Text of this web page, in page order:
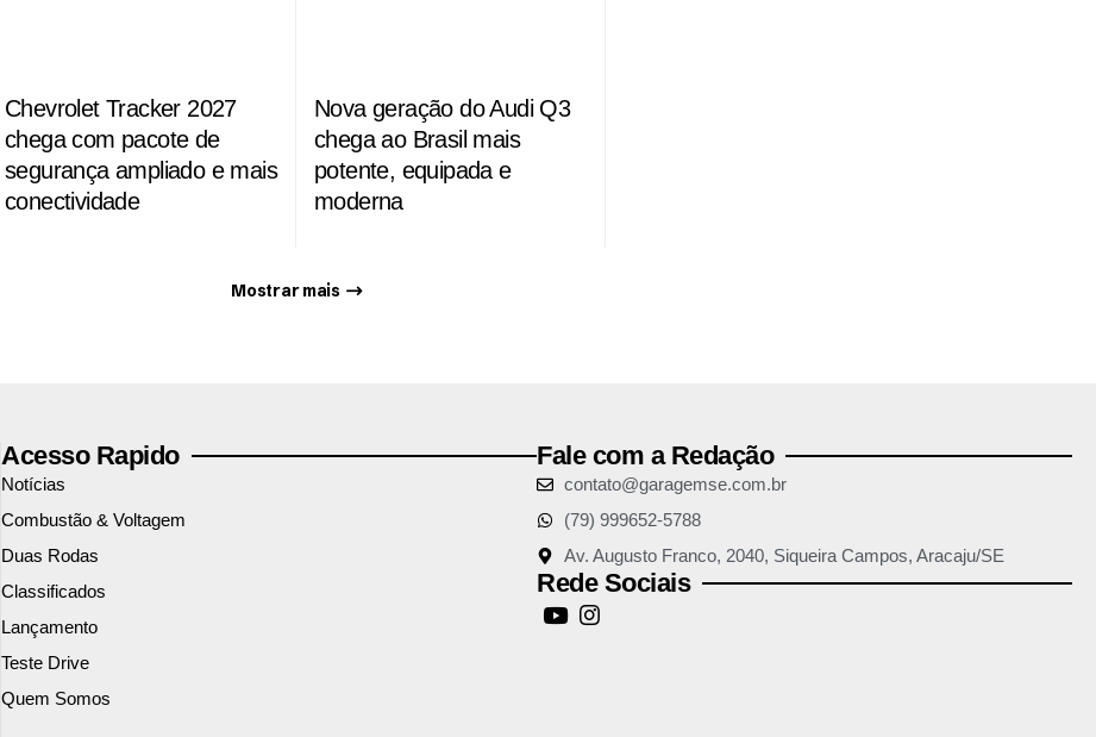
Chevrolet Tracker 2027
chega com pacote de
segurança ampliado e mais
conectividade
Nova geração do Audi Q3
chega ao Brasil mais
potente, equipada e
moderna
Mostrar mais
Acesso Rapido
Notícias
Combustão & Voltagem
Duas Rodas
Classificados
Lançamento
Teste Drive
Quem Somos
Fale com a Redação
contato@garagemse.com.br
(79) 999652-5788
Av. Augusto Franco, 2040, Siqueira Campos, Aracaju/SE
Rede Sociais